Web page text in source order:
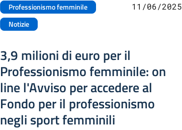
Professionismo femminile
Notizie
11/06/2025
3,9 milioni di euro per il
Professionismo femminile: on
line l'Avviso per accedere al
Fondo per il professionismo
negli sport femminili